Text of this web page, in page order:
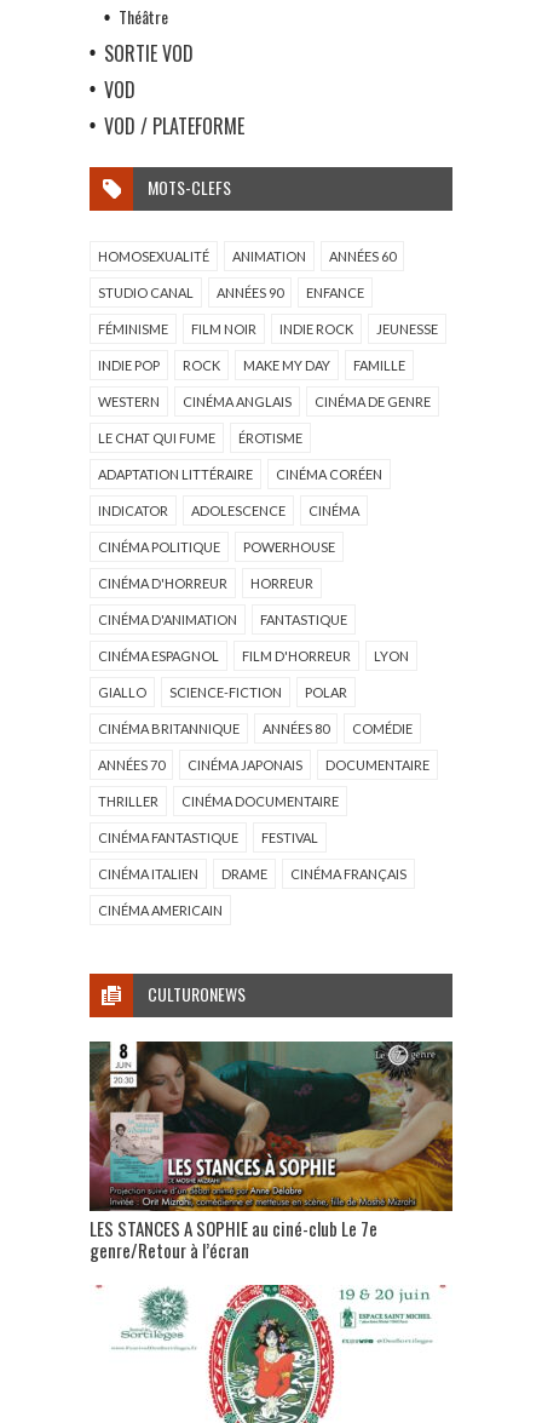
Théâtre
SORTIE VOD
VOD
VOD / PLATEFORME
MOTS-CLEFS
HOMOSEXUALITÉ ANIMATION ANNÉES 60
STUDIO CANAL ANNÉES 90 ENFANCE
FÉMINISME FILM NOIR INDIE ROCK JEUNESSE
INDIE POP ROCK MAKE MY DAY FAMILLE
WESTERN CINÉMA ANGLAIS CINÉMA DE GENRE
LE CHAT QUI FUME ÉROTISME
ADAPTATION LITTÉRAIRE CINÉMA CORÉEN
INDICATOR ADOLESCENCE CINÉMA
CINÉMA POLITIQUE POWERHOUSE
CINÉMA D'HORREUR HORREUR
CINÉMA D'ANIMATION FANTASTIQUE
CINÉMA ESPAGNOL FILM D'HORREUR LYON
GIALLO SCIENCE-FICTION POLAR
CINÉMA BRITANNIQUE ANNÉES 80 COMÉDIE
ANNÉES 70 CINÉMA JAPONAIS DOCUMENTAIRE
THRILLER CINÉMA DOCUMENTAIRE
CINÉMA FANTASTIQUE FESTIVAL
CINÉMA ITALIEN DRAME CINÉMA FRANÇAIS
CINÉMA AMERICAIN
CULTURONEWS
LES STANCES A SOPHIE au ciné-club Le 7e
genre/Retour à l’écran